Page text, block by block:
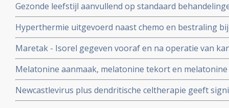
Gezonde leefstijl aanvullend op standaard
kans op recidief en overlijden voor
Hyperthermie uitgevoerd naast chemo en bestraling
ziektevrije periode en meer overlevingen en bespaart
daarmee de anale functies.
Maretak - Isorel gegeven vooraf en na operatie van
spijsverteringskanker geeft significant betere
kwaliteit van leven
Melatonine aanmaak, melatonine tekort en
ons immuunsysteem en preventie en behandelen van
waaronder slokdarmkanker copy 1
Newcastlevirus plus dendritische celtherapie geeft
langere overleving - bij patiënten met uitgezaaide